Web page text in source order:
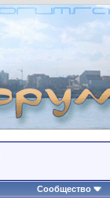
Сообщество